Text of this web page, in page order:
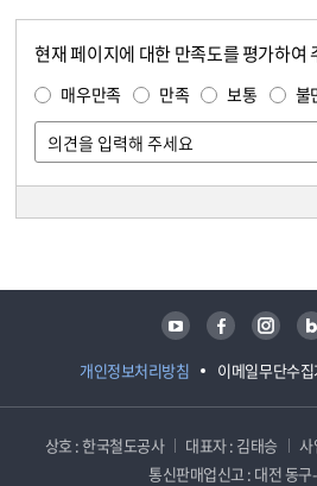
현재 페이지에 대한 만족도를 평가하여
매우만족 만족 보통 불
개인정보처리방침 이메일무단수
유튜브 페이스북 인스타그램 블로그
상호 : 한국철도공사 대표자 : 김태승
사
통신판매업신고 : 대전 동